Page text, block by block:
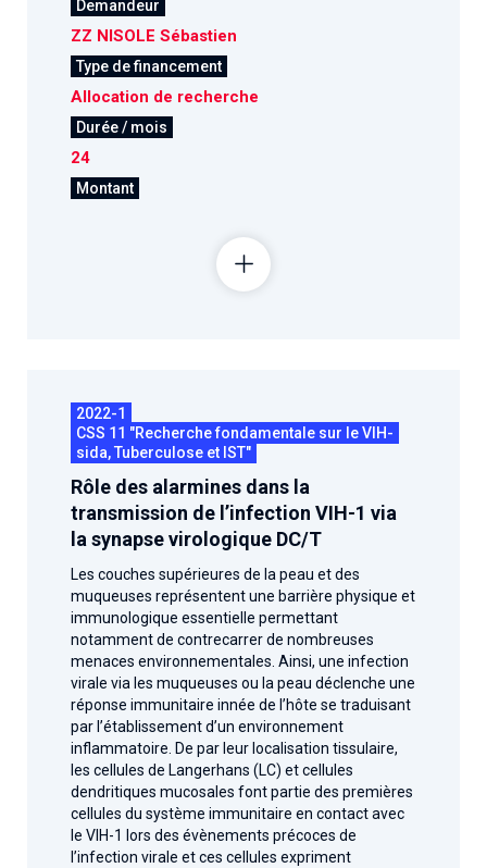
Demandeur
ZZ NISOLE Sébastien
Type de financement
Allocation de recherche
Durée / mois
24
Montant
2022-1
CSS 11 "Recherche fondamentale sur le VIH-
sida, Tuberculose et IST"
Rôle des alarmines dans la
transmission de l’infection VIH-1 via
la synapse virologique DC/T
Les couches supérieures de la peau et des
muqueuses représentent une barrière physique et
immunologique essentielle permettant
notamment de contrecarrer de nombreuses
menaces environnementales. Ainsi, une infection
virale via les muqueuses ou la peau déclenche une
réponse immunitaire innée de l’hôte se traduisant
par l’établissement d’un environnement
inflammatoire. De par leur localisation tissulaire,
les cellules de Langerhans (LC) et cellules
dendritiques mucosales font partie des premières
cellules du système immunitaire en contact avec
le VIH-1 lors des évènements précoces de
l’infection virale et ces cellules expriment